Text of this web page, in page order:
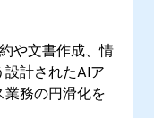
や文書作成、情
計されたAIア
務の円滑化を